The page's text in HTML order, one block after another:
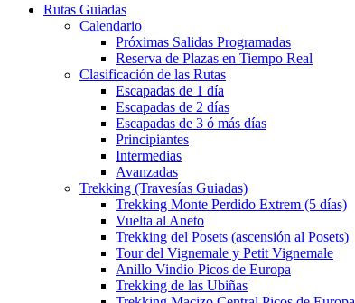
Rutas Guiadas
Calendario
Próximas Salidas Programadas
Reserva de Plazas en Tiempo Real
Clasificación de las Rutas
Escapadas de 1 día
Escapadas de 2 días
Escapadas de 3 ó más días
Principiantes
Intermedias
Avanzadas
Trekking (Travesías Guiadas)
Trekking Monte Perdido Extrem (5 días)
Vuelta al Aneto
Trekking del Posets (ascensión al Posets)
Tour del Vignemale y Petit Vignemale
Anillo Vindio Picos de Europa
Trekking de las Ubiñas